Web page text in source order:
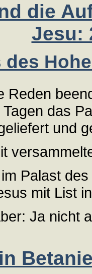
die
Jesu:
Reden
das
und
Palast
mit List
Ja nicht